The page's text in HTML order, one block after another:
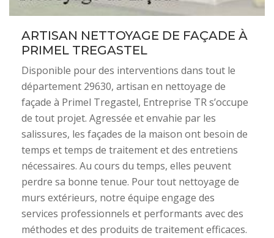
ARTISAN NETTOYAGE DE FAÇADE À
PRIMEL TREGASTEL
Disponible pour des interventions dans tout le
département 29630, artisan en nettoyage de
façade à Primel Tregastel, Entreprise TR s’occupe
de tout projet. Agressée et envahie par les
salissures, les façades de la maison ont besoin de
temps et temps de traitement et des entretiens
nécessaires. Au cours du temps, elles peuvent
perdre sa bonne tenue. Pour tout nettoyage de
murs extérieurs, notre équipe engage des
services professionnels et performants avec des
méthodes et des produits de traitement efficaces.